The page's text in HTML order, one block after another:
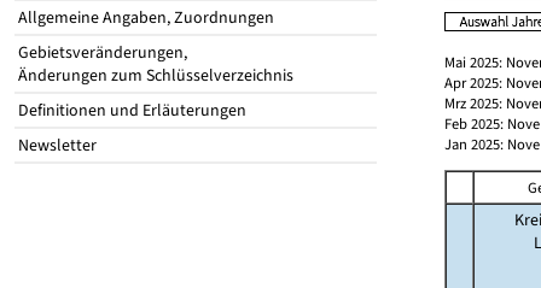
Allgemeine Angaben, Zuordnungen
Gebietsveränderungen,
Änderungen zum Schlüsselverzeichnis
Definitionen und Erläuterungen
Newsletter
Mai 2025:
Apr 2025:
Mrz 2025:
Feb 2025:
Jan 2025: